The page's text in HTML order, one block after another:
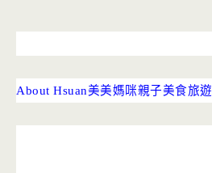
About Hsuan美美媽咪親子美食旅遊